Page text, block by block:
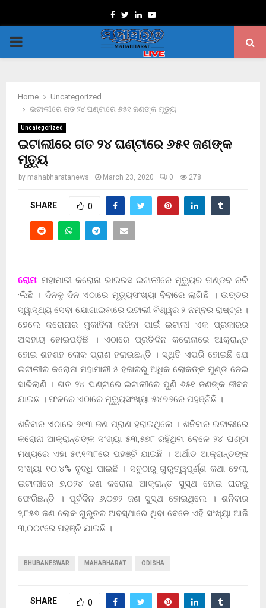
Facebook
TwitterLinkedinYoutube
PRIMARY
Home
Uncategorized
ଇଟାଲୀରେ ଗତ ୨୪ ଘଣ୍ଟାରେ ୬୫୧ ଜଣଙ୍କ ମୃତ୍ୟୁ
Uncategorized
ଇଟାଲୀରେ ଗତ ୨୪ ଘଣ୍ଟାରେ ୬୫୧ ଜଣଙ୍କ
ମୃତ୍ୟୁ
by mahabharatanews March 23, 2020 0 278
SHARE 0
ରୋମ: ମହାମାରୀ କରୋନା ଭାଇରସ ଇଟାଲୀରେ ମୃତ୍ୟୁର ତାଣ୍ଡବ ରଚି
·ଲିଛି । ଦିନକୁ ଦିନ ଏଠାରେ ମୃତ୍ୟୁସଂଖ୍ୟା ବିବାରେ ଲାଗିଛି । ଉତ୍ତର
ସ୍ୱାସ୍ଥ୍ୟ ସେବା ଯୋଗାଇବାରେ ଇଟାଲୀ ବିଶ୍ୱର ୨ ନମ୍ବର ରାଷ୍ଟ୍ର ।
ହେଲେ କରୋନାର ମୁକାବିଲା କରିବା ପାଇଁ ଇଟାଲୀ ଏକ ପ୍ରକାରର
ଅସହାୟ ହୋଇପଡ଼ିଛି । ଏଠାରେ ପ୍ରତିଦିନ କରୋନାରେ ଆକ୍ରାନ୍ତ
ହୋଇ ଶହଶହ ଲୋକ ପ୍ରାଣ ହରାଉଛନ୍ତି । ସ୍ଥିତି ଏପରି ହୋଇଛି ଯେ
ଇଟାଲୀର କରୋନା ମହାମାରୀ ୫ ହଜାରରୁ ଅଧିକ ଲୋକଙ୍କ ମୁଣ୍ଡ ନେଇ
ସାରିଲାଣି । ଗତ ୨୪ ଘଣ୍ଟାରେ ଇଟାଲୀରେ ପୁଣି ୬୫୧ ଜଣଙ୍କ ଜୀବନ
ଯାଇଛ । ଫଳରେ ଏଠାରେ ମୃତ୍ୟୁସଂଖ୍ୟା ୫୪୭୬ରେ ପହଞ୍ଚିଛି ।
ଶନିବାର ଏଠାରେ ୭୯୩ ଜଣ ପ୍ରାଣ ହରାଇଥିଲେ । ଶନିବାର ଇଟାଲୀରେ
କରୋନା ଆକ୍ରାନ୍ତଙ୍କ ସଂଖ୍ୟା ୫୩,୫୭୮ ରହିଥିବା ବେଳେ ୨୪ ଘଣ୍ଟା
ମଧ୍ୟରେ ଏହା ୫୯,୧୩୮ରେ ପହଞ୍ଚି ଯାଇଛି । ଅର୍ଥାତ ଆକ୍ରାନ୍ତଙ୍କ
ସଂଖ୍ୟା ୧୦.୪% ବୃଦ୍ଧି ପାଇଛି । ସବୁଠାରୁ ଗୁରୁତ୍ୱପୂର୍ଣ୍ଣ କଥା ହେଲା,
ଇଟାଲୀରେ ୭,୦୨୪ ଜଣ କରୋନା ଆକ୍ରାନ୍ତ ସୁସ୍ଥ ହୋଇ ଘରକୁ
ଫେରିଛନ୍ତି । ପୂର୍ବଦିନ ୬,୦୭୨ ଜଣ ସୁସ୍ଥ ହୋଇଥିଲେ । ଶନିବାର
୨,୮୫୭ ଜଣ ଲୋକ ଗୁରୁତର ଅବସ୍ଥାରେ ଥିବା ବେଳେ ଏହି ସଂଖ୍ୟା ଆଜି
୩,୦୦୯ରେ ପହଞ୍ଚି ଯାଇଛି ।
BHUBANESWAR MAHABHARAT ODISHA
SHARE 0